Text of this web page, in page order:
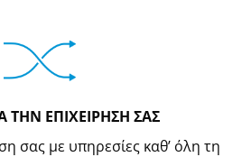
ΤΗΝ ΕΠΙΧΕΙΡΗΣΗ ΣΑΣ
σας με υπηρεσίες καθ’ όλη τη